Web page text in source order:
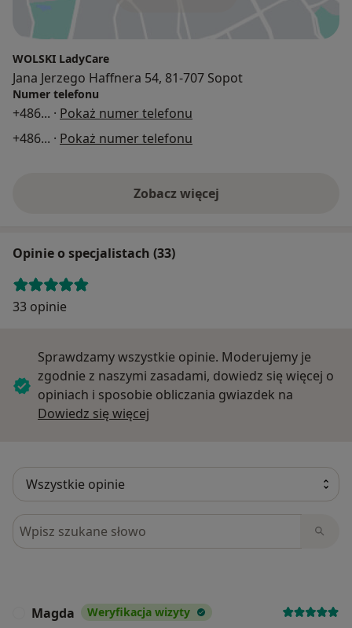
WOLSKI LadyCare
Jana Jerzego Haffnera 54, 81-707 Sopot
Numer telefonu
+486... · Pokaż numer telefonu
+486... · Pokaż numer telefonu
Zobacz więcej
Opinie o specjalistach (33)
33 opinie
Sprawdzamy wszystkie opinie. Moderujemy je
zgodnie z naszymi zasadami, dowiedz się więcej o
opiniach i sposobie obliczania gwiazdek na
Dowiedz się więcej
Szukaj w opiniach
Magda Weryfikacja wizyty